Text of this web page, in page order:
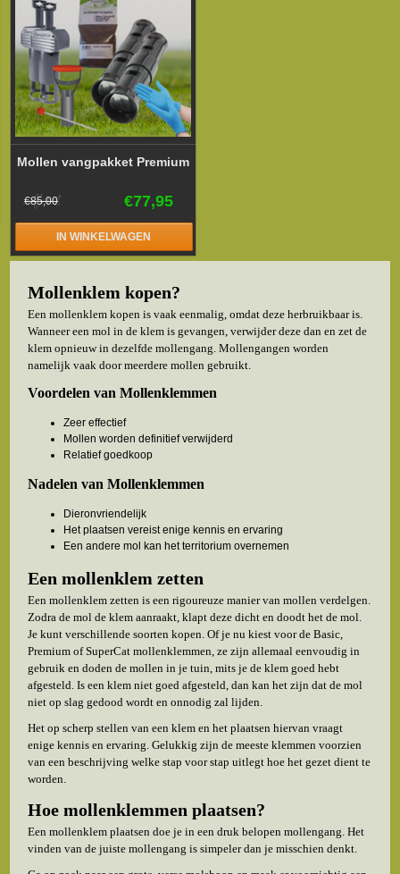
Mollen vangpakket Premium
€77,95
€85,00
IN WINKELWAGEN
Mollenklem kopen?
Een mollenklem kopen is vaak eenmalig, omdat deze herbruikbaar is.
Wanneer een mol in de klem is gevangen, verwijder deze dan en zet de
klem opnieuw in dezelfde mollengang. Mollengangen worden
namelijk vaak door meerdere mollen gebruikt.
Voordelen van Mollenklemmen
Zeer effectief
Mollen worden definitief verwijderd
Relatief goedkoop
Nadelen van Mollenklemmen
Dieronvriendelijk
Het plaatsen vereist enige kennis en ervaring
Een andere mol kan het territorium overnemen
Een mollenklem zetten
Een mollenklem zetten is een rigoureuze manier van mollen verdelgen.
Zodra de mol de klem aanraakt, klapt deze dicht en doodt het de mol.
Je kunt verschillende soorten kopen. Of je nu kiest voor de Basic,
Premium of SuperCat mollenklemmen, ze zijn allemaal eenvoudig in
gebruik en doden de mollen in je tuin, mits je de klem goed hebt
afgesteld. Is een klem niet goed afgesteld, dan kan het zijn dat de mol
niet op slag gedood wordt en onnodig zal lijden.
Het op scherp stellen van een klem en het plaatsen hiervan vraagt
enige kennis en ervaring. Gelukkig zijn de meeste klemmen voorzien
van een beschrijving welke stap voor stap uitlegt hoe het gezet dient te
worden.
Hoe mollenklemmen plaatsen?
Een mollenklem plaatsen doe je in een druk belopen mollengang. Het
vinden van de juiste mollengang is simpeler dan je misschien denkt.